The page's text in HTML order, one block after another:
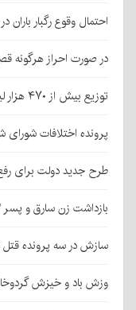
احتمال وقوع رگبار
در صورت احراز هرگونه
توزیع بیش از ۴۷۰ هزار لیتر آب میان عزاداران جامانده اربعین در کرمان
پرونده اختلافات
طرح جدید دولت برای
بازداشت زن سارق و پسر ۱۲ ساله‌اش در کرمان
سازش در سه پرونده قتل
وزش باد و خیزش